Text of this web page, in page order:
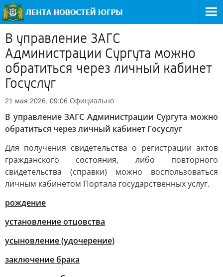
В управление ЗАГС
Администрации Сургута можно
обратиться через личный кабинет
Госуслуг
21 мая 2026, 09:06 Официально
В управление ЗАГС Администрации Сургута можно
обратиться через личный кабинет Госуслуг
Для получения свидетельства о регистрации актов
гражданского состояния, либо повторного
свидетельства (справки) можно воспользоваться
личным кабинетом Портала государственных услуг.
рождение
установление отцовства
усыновление (удочерение)
заключение брака